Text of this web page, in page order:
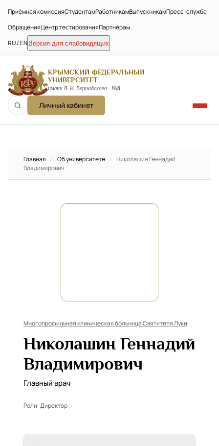
Приёмная комиссияСтудентамРаботникамВыпускникамПресс-служба
ОбращенияЦентр тестированияПартнёрам
RU / EN Версия для слабовидящих
КРЫМСКИЙ ФЕДЕРАЛЬНЫЙ
УНИВЕРСИТЕТ
имени В. И. Вернадского · 1918
Личный кабинет
Главная / Об университете /
Николашин Геннадий
Владимирович
Многопрофильная клиническая больница Святителя Луки
Николашин Геннадий
Владимирович
Главный врач
Роли:Директор